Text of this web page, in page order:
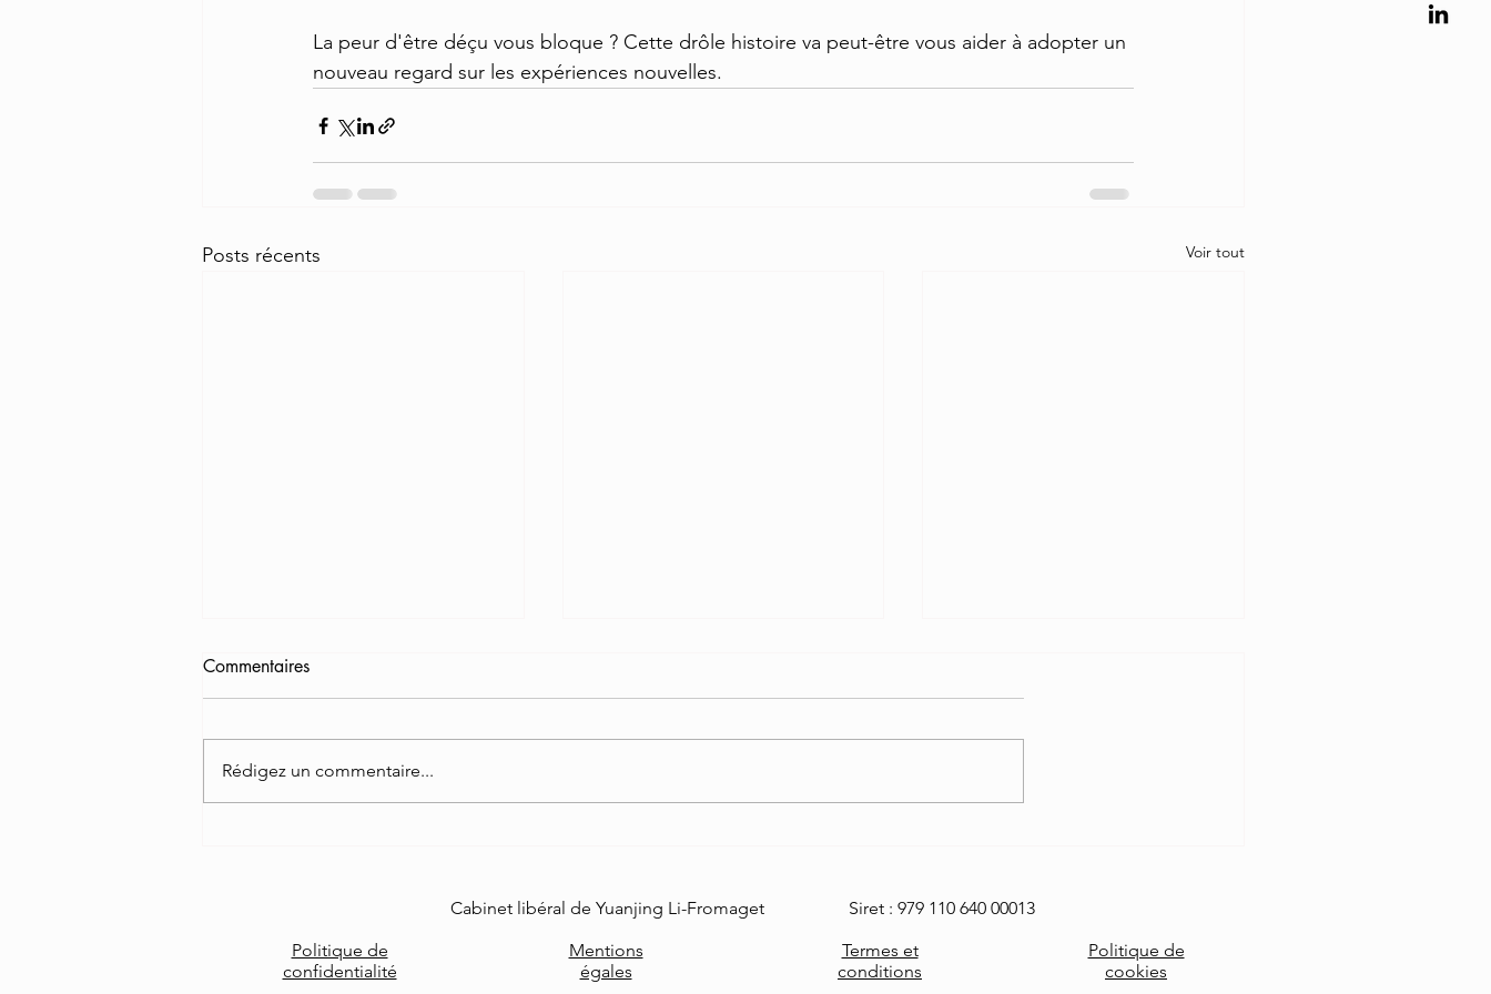
La peur d'être déçu vous bloque ? Cette drôle histoire va peut-être vous aider à adopter un
nouveau regard sur les expériences nouvelles.
Posts récents Voir tout
exister
Commentaires
Rédigez un commentaire...
Cabinet libéral de Yuanjing Li-Fromaget Siret : 979 110 640 00013
Politique de
confidentialité
Mentions
égales
Termes et
conditions
Politique de
cookies